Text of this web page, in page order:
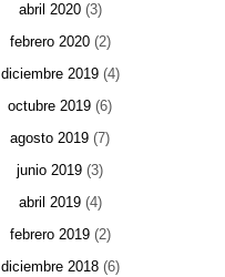
abril 2020(3)
febrero 2020(2)
diciembre 2019(4)
octubre 2019 (6)
agosto 2019 (7)
junio 2019 (3)
abril 2019(4)
febrero 2019(2)
diciembre 2018(6)